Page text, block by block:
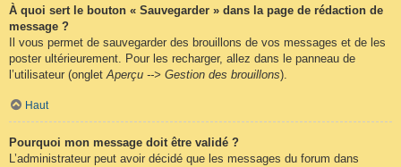
À quoi sert le bouton « Sauvegarder » dans la page de rédaction de
message ?
Il vous permet de sauvegarder des brouillons de vos messages et de les
poster ultérieurement. Pour les recharger, allez dans le panneau de
l’utilisateur (ongletAperçu --> Gestion des brouillons).
Haut
Pourquoi mon message doit être validé ?
L’administrateur peut avoir décidé que les messages du forum dans